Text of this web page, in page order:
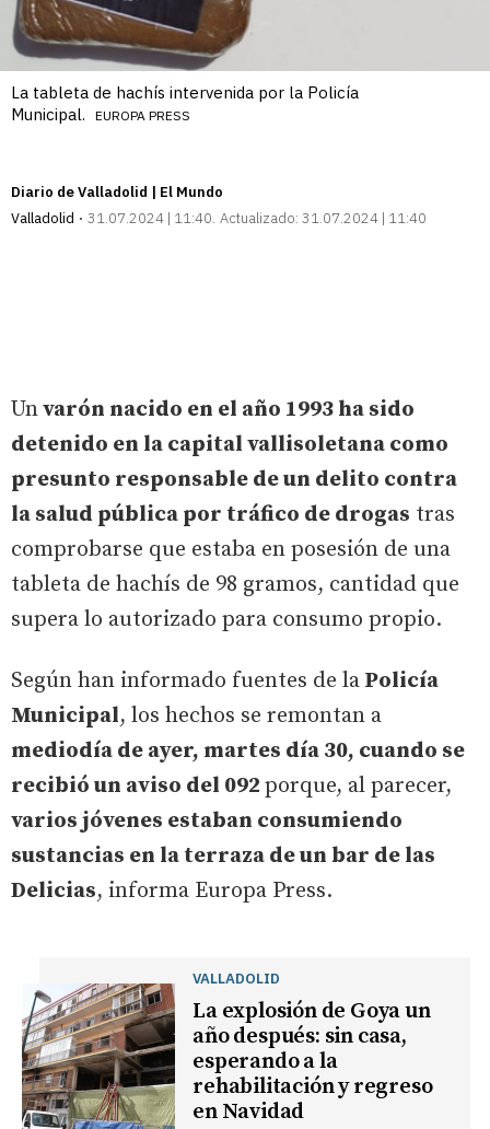
La tableta de hachís intervenida por la Policía
Municipal.
EUROPA PRESS
Diario de Valladolid | El Mundo
Valladolid
31.07.2024 | 11:40 Actualizado: 31.07.2024 | 11:40
Unvarón nacido en el año 1993 ha sido
detenido en la capital vallisoletana como
presunto responsable de un delito contra
la salud pública por tráfico de drogas tras
comprobarse que estaba en posesión de una
tableta de hachís de 98 gramos, cantidad que
supera lo autorizado para consumo propio.
Según han informado fuentes de la Policía
Municipal, los hechos se remontan a
mediodía de ayer, martes día 30, cuando se
recibió un aviso del 092 porque, al parecer,
varios jóvenes estaban consumiendo
sustancias en la terraza de un bar de las
Delicias, informa Europa Press.
VALLADOLID
La explosión de Goya un
año después: sin casa,
esperando a la
rehabilitación y regreso
en Navidad